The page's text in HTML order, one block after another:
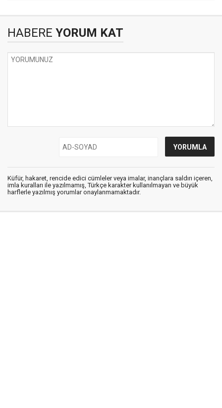
HABERE YORUM KAT
Küfür, hakaret, rencide edici cümleler veya imalar, inançlara saldırı içeren,
imla kuralları ile yazılmamış, Türkçe karakter kullanılmayan ve büyük
harflerle yazılmış yorumlar onaylanmamaktadır.